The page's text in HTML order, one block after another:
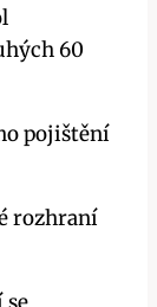
60
pojištění
rozhraní